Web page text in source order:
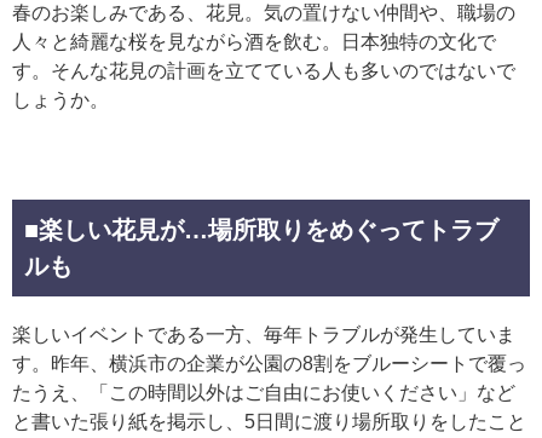
春のお楽しみである、花見。気の置けない仲間や、職場の
人々と綺麗な桜を見ながら酒を飲む。日本独特の文化で
す。そんな花見の計画を立てている人も多いのではないで
しょうか。
■楽しい花見が…場所取りをめぐってトラブ
ルも
楽しいイベントである一方、毎年トラブルが発生していま
す。昨年、横浜市の企業が公園の8割をブルーシートで覆っ
たうえ、「この時間以外はご自由にお使いください」など
と書いた張り紙を掲示し、5日間に渡り場所取りをしたこと